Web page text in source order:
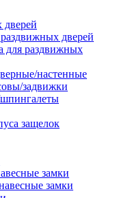
дверей
дверей
для раздвижных
настенные
задвижки
защелок
замки
замки